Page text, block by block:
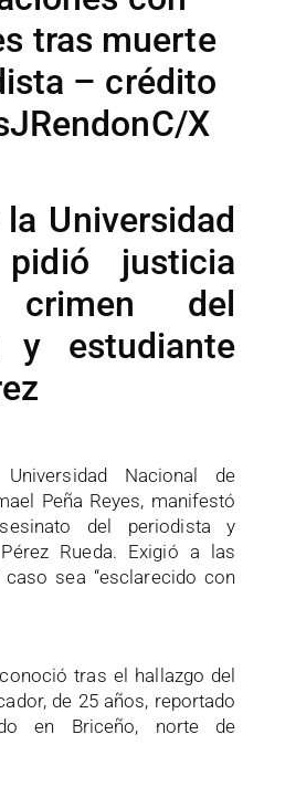
tras muerte
– crédito
X
Universidad
justicia
del
y estudiante
Nacional de
Peña Reyes, manifestó
del periodista y
Rueda. Exigió a las
sea “esclarecido con
tras el hallazgo del
de 25 años, reportado
en Briceño, norte de